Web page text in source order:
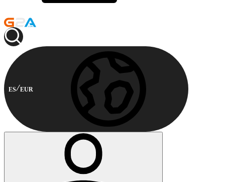
ES EUR